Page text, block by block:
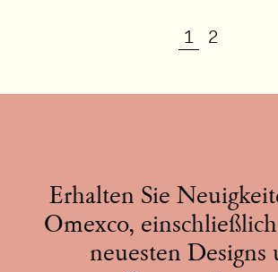
1 2
Erhalten Sie
Omexco,
neuesten Designs